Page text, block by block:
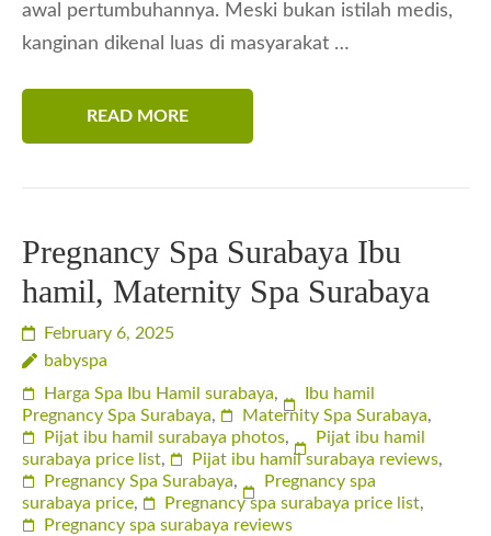
awal pertumbuhannya. Meski bukan istilah medis,
kanginan dikenal luas di masyarakat …
READ MORE
Pregnancy Spa Surabaya Ibu
hamil, Maternity Spa Surabaya
February 6, 2025
babyspa
Harga Spa Ibu Hamil surabaya,
Ibu hamil
Pregnancy Spa Surabaya, Maternity Spa Surabaya,
Pijat ibu hamil surabaya photos,
Pijat ibu hamil
surabaya price list, Pijat ibu hamil surabaya reviews,
Pregnancy Spa Surabaya,
Pregnancy spa
surabaya price, Pregnancy spa surabaya price list,
Pregnancy spa surabaya reviews